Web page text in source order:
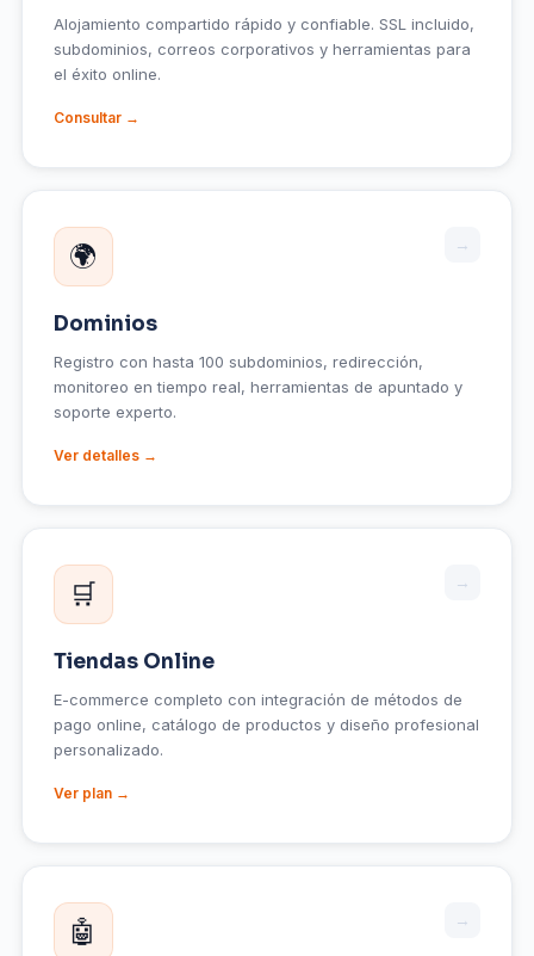
Alojamiento compartido rápido y confiable. SSL incluido,
subdominios, correos corporativos y herramientas para
el éxito online.
Consultar →
🌍 →
Dominios
Registro con hasta 100 subdominios, redirección,
monitoreo en tiempo real, herramientas de apuntado y
soporte experto.
Ver detalles →
🛒 →
Tiendas Online
E-commerce completo con integración de métodos de
pago online, catálogo de productos y diseño profesional
personalizado.
Ver plan →
🤖 →